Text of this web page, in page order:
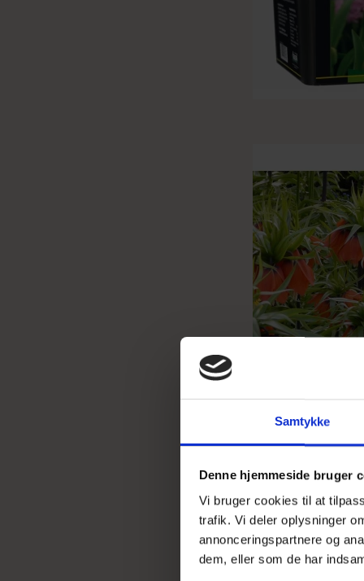
Samtykke
Denne hjemmeside bruger
Vi bruger cookies til at
trafik. Vi deler oplysninger
annonceringspartnere og
dem, eller som de har
KØBT
UDSOLGT